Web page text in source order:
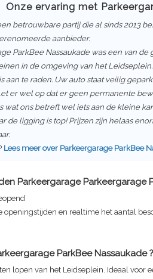
Onze ervaring met
betrouwbare partij die al sinds 2013
aanbieder.
ParkBee Nassaukadewas een van de
in de omgeving van het
aan te raden. Uw auto staat veilig
er wel op dat er geen permanente
wat ons betreft wel iets aan de kleine
de ligging is top! Prijzen zijn helaas
Lees meer over Parkeergarage ParkBee
Parkeergarage Parkeergarage
openingstijden en realtime het aantal
ParkBee Nassaukade?
lopen van het Leidseplein. Ideaal voor